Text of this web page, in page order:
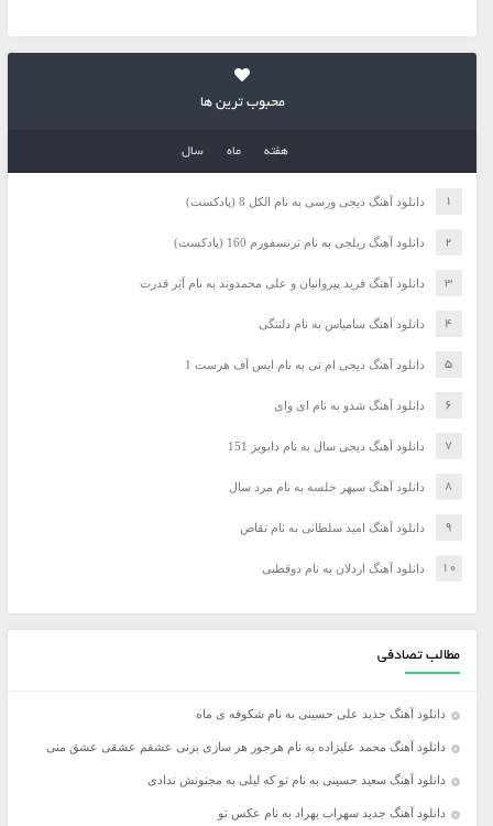
محبوب ترین ها
هفته ماه سال
دانلود آهنگ دیجی ورسی به نام الکل 8 (پادکست)
دانلود آهنگ ریلجی به نام ترنسفورم 160 (پادکست)
دانلود آهنگ فرید پیروانیان و علی محمدوند به نام اَبَر قدرت
دانلود آهنگ سامیاس به نام دلتنگی
دانلود آهنگ دیجی ام تی به نام ایس آف هرست 1
دانلود آهنگ شدو به نام ای وای
دانلود آهنگ دیجی سال به نام دابویز 151
دانلود آهنگ سپهر خلسه به نام مرد سال
دانلود آهنگ امید سلطانی به نام تقاص
دانلود آهنگ اردلان به نام دوقطبی
مطالب تصادفی
دانلود آهنگ جدید علی حسینی به نام شکوفه ی ماه
دانلود آهنگ محمد علیزاده به نام هرجور هر سازی بزنی عشقم عشقی عشق منی
دانلود آهنگ سعید حسینی به نام تو که لیلی به مجنونش ندادی
دانلود آهنگ جدید سهراب بهراد به نام عکس تو